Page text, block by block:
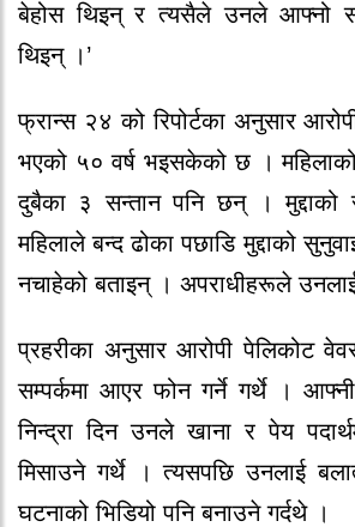
बेहोस थिइन् र त्यसैले उनले आफ्नो
थिइन् ।’
फ्रान्स २४ को रिपोर्टका अनुसार
भएको ५० वर्ष भइसकेको छ ।
दुबैका ३ सन्तान पनि छन् । मुद्दाको
महिलाले बन्द ढोका पछाडि मुद्दाको
नचाहेको बताइन् । अपराधीहरूले
प्रहरीका अनुसार आरोपी पेलिकोट
सम्पर्कमा आएर फोन गर्ने गर्थे । आफ्नी
निन्द्रा दिन उनले खाना र पेय
मिसाउने गर्थे । त्यसपछि उनलाई
घटनाको भिडियो पनि बनाउने गर्दथे ।